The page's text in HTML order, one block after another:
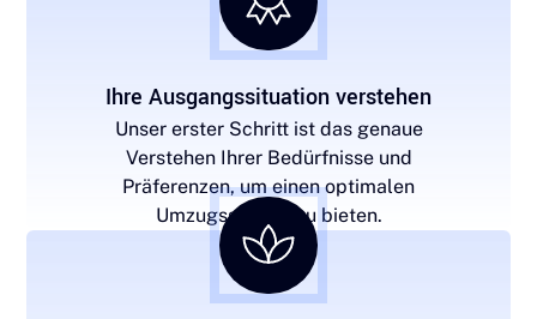
Ihre Ausgangssituation verstehen
Unser erster Schritt ist das genaue
Verstehen Ihrer Bedürfnisse und
Präferenzen, um einen optimalen
Umzugsservice zu bieten.